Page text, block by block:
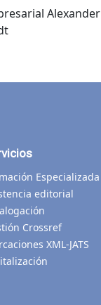
Alexander
Especializada
editorial
Crossref
XML-JATS